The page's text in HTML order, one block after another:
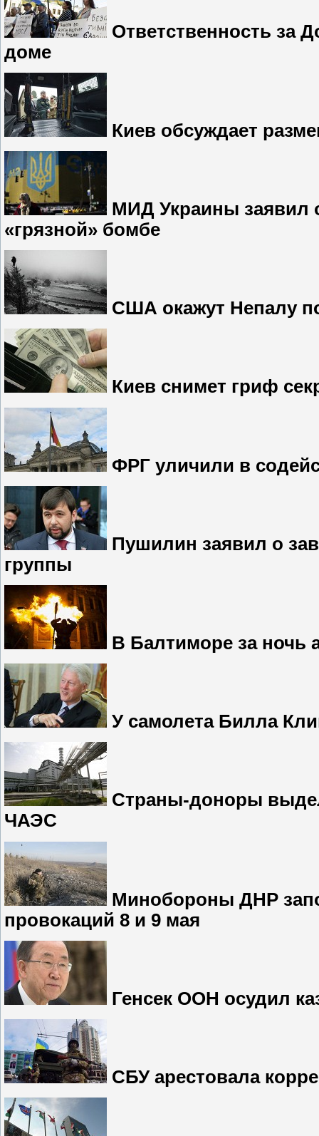
Ответственность за
доме
Киев обсуждает
МИД Украины заявил
«грязной» бомбе
США окажут Непалу
Киев снимет гриф
ФРГ уличили в
Пушилин заявил о
группы
В Балтиморе за ночь
У самолета Билла
Страны-доноры
ЧАЭС
Минобороны ДНР
провокаций 8 и 9 мая
Генсек ООН осудил
СБУ арестовала